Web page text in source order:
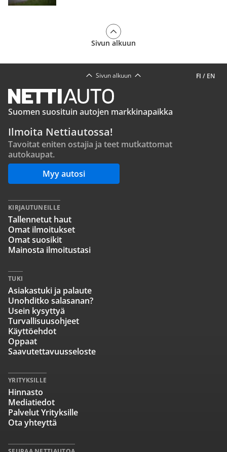
Sivun alkuun
FI / EN
Sivun alkuun
Suomen suosituin autojen markkinapaikka
Ilmoita Nettiautossa!
Tavoitat eniten ostajia ja teet mutkattomat
autokaupat.
Myy autosi
KIRJAUTUNEILLE
Tallennetut haut
Omat ilmoitukset
Omat suosikit
Mainosta ilmoitustasi
TUKI
Asiakastuki ja palaute
Unohditko salasanan?
Usein kysyttyä
Turvallisuusohjeet
Käyttöehdot
Oppaat
Saavutettavuusseloste
YRITYKSILLE
Hinnasto
Mediatiedot
Palvelut Yrityksille
Ota yhteyttä